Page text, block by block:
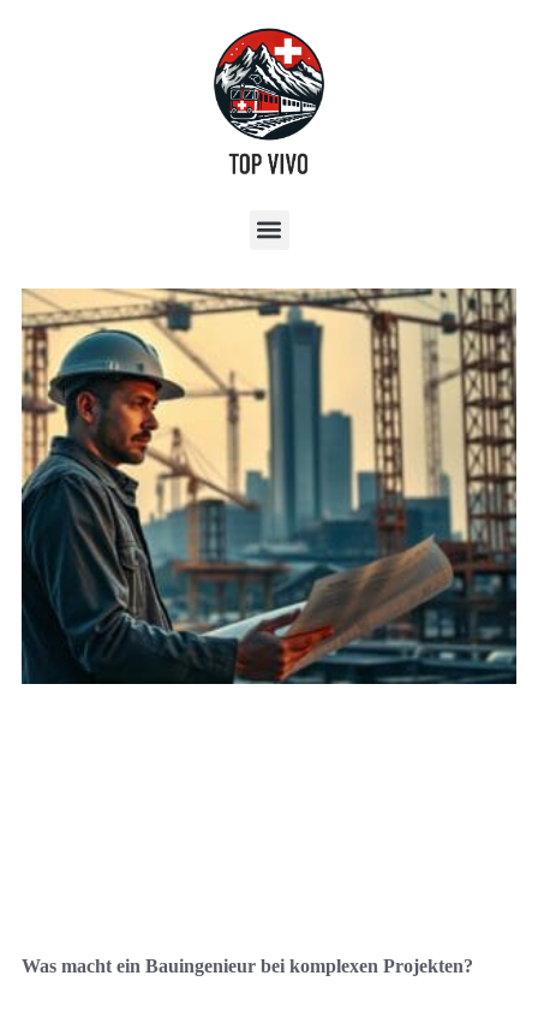
Was macht ein Bauingenieur bei komplexen Projekten?